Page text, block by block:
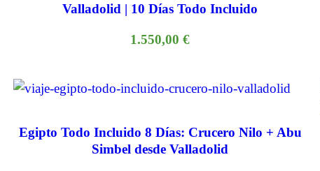
Valladolid | 10 Días Todo Incluido
1.550,00€
Egipto Todo Incluido 8 Días: Crucero Nilo + Abu
Simbel desde Valladolid